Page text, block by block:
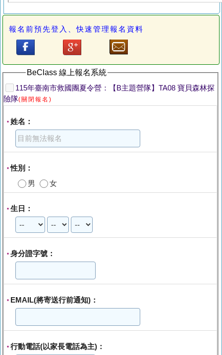
報名前預先登入、快速管理報名資料
BeClass 線上報名系統
115年臺南市救國團夏令營：【B主題營隊】TA08 寶貝森林探
險隊(關閉報名)
* 姓名：
*性別：
男
女
* 生日：
* 身分證字號：
* EMAIL(將寄送行前通知)：
* 行動電話(以家長電話為主)：